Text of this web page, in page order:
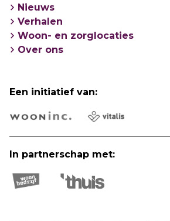
Nieuws
Verhalen
Woon- en zorglocaties
Over ons
Een initiatief van:
In partnerschap met: